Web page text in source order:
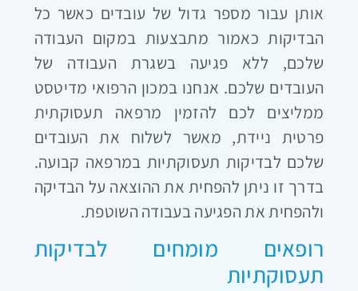
אותן עבור מספר גדול של עובדים כאשר כל
הבדיקות כאמור מתבצעות במקום העבודה
שלכם, ללא פגיעה בשגרת העבודה של
העובדים שלכם. אנחנו במכון הרפואי מדיטסט
ממליצים לכם להזמין מרפאה תעסוקתית
פרטית ניידת, מאשר לשלוח את העובדים
שלכם לבדיקות תעסוקתיות במרפאה קבועה.
בדרך זו ניתן להפחית את ההוצאה על הבדיקה
ולהפחית את הפגיעה בעבודה השוטפת.
רופאים מומחים לבדיקות
תעסוקתיות